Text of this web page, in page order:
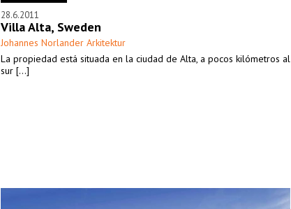
28.6.2011
Villa Alta, Sweden
Johannes Norlander Arkitektur
La propiedad está situada en la ciudad de Alta, a pocos kilómetros al
sur [...]